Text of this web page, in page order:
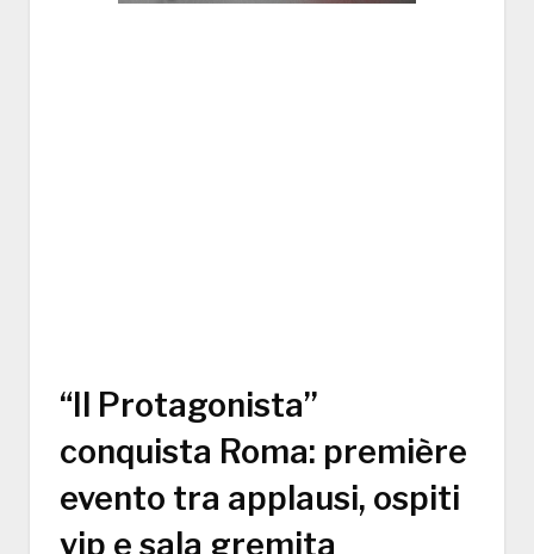
“Il Protagonista”
conquista Roma: première
evento tra applausi, ospiti
vip e sala gremita